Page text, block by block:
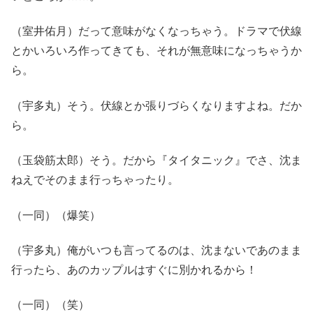
（室井佑月）だって意味がなくなっちゃう。ドラマで伏線
とかいろいろ作ってきても、それが無意味になっちゃうか
ら。
（宇多丸）そう。伏線とか張りづらくなりますよね。だか
ら。
（玉袋筋太郎）そう。だから『タイタニック』でさ、沈ま
ねえでそのまま行っちゃったり。
（一同）（爆笑）
（宇多丸）俺がいつも言ってるのは、沈まないであのまま
行ったら、あのカップルはすぐに別かれるから！
（一同）（笑）